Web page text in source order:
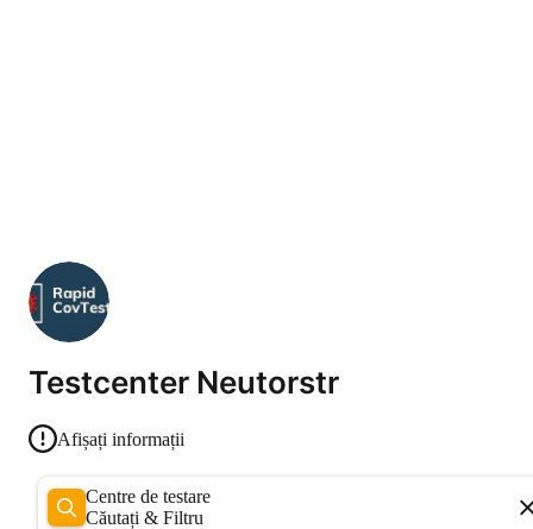
Testcenter Neutorstr
Afișați informații
Centre de testare
Căutați & Filtru